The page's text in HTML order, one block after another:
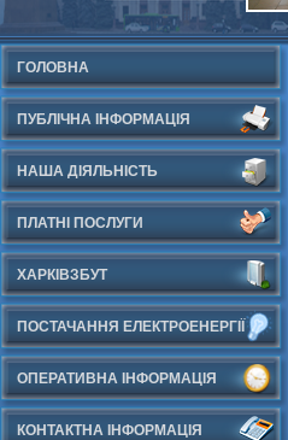
ГОЛОВНА
ПУБЛІЧНА ІНФОРМАЦІЯ
НАША ДІЯЛЬНІСТЬ
ПЛАТНІ ПОСЛУГИ
ХАРКІВЗБУТ
ПОСТАЧАННЯ ЕЛЕКТРОЕНЕРГІЇ
ОПЕРАТИВНА ІНФОРМАЦІЯ
КОНТАКТНА ІНФОРМАЦІЯ